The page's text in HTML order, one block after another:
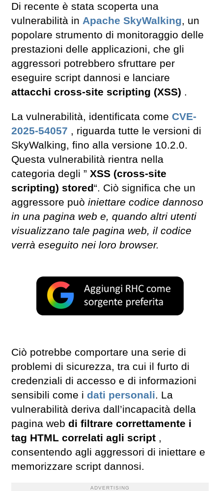
Di recente è stata scoperta una
vulnerabilità in Apache SkyWalking, un
popolare strumento di monitoraggio delle
prestazioni delle applicazioni, che gli
aggressori potrebbero sfruttare per
eseguire script dannosi e lanciare
attacchi cross-site scripting (XSS) .
La vulnerabilità, identificata come CVE-
2025-54057 , riguarda tutte le versioni di
SkyWalking, fino alla versione 10.2.0.
Questa vulnerabilità rientra nella
categoria degli ” XSS (cross-site
scripting) stored“. Ciò significa che un
aggressore può iniettare codice dannoso
in una pagina web e, quando altri utenti
visualizzano tale pagina web, il codice
verrà eseguito nei loro browser.
Ciò potrebbe comportare una serie di
problemi di sicurezza, tra cui il furto di
credenziali di accesso e di informazioni
sensibili come i dati personali. La
vulnerabilità deriva dall’incapacità della
pagina web di filtrare correttamente i
tag HTML correlati agli script ,
consentendo agli aggressori di iniettare e
memorizzare script dannosi.
ADVERTISING